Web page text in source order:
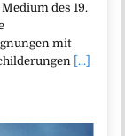
des 19.
mit
[...]